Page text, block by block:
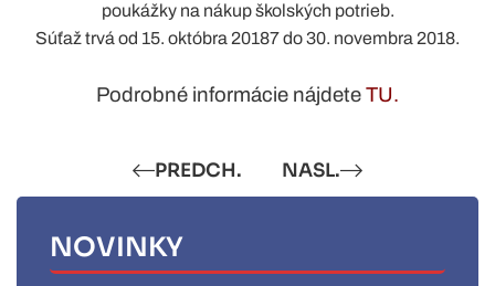
poukážky na nákup školských potrieb.
Súťaž trvá od 15. októbra 20187 do 30. novembra 2018.
Podrobné informácie nájdete TU.
PREDCH. NASL.
NOVINKY